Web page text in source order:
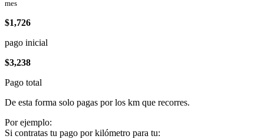
mes
$1,726
pago inicial
$3,238
Pago total
De esta forma solo pagas por los km que recorres.
Por ejemplo:
Si contratas tu pago por kilómetro para tu: